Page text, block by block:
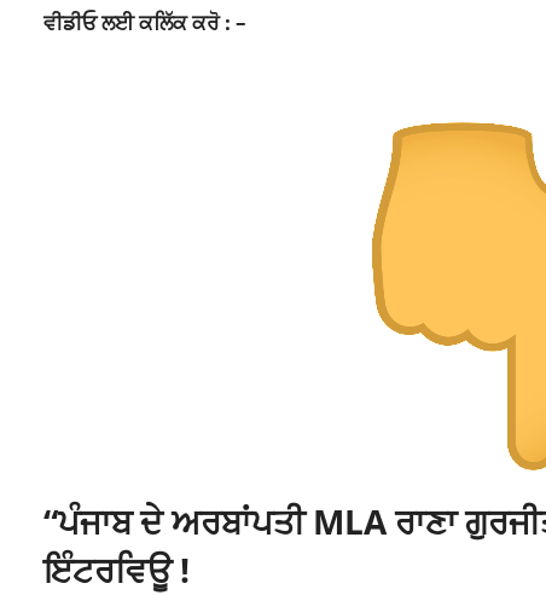
ਵੀਡੀਓ ਲਈ ਕਲਿੱਕ ਕਰੋ : –
“ਪੰਜਾਬ ਦੇ ਅਰਬਾਂਪਤੀ MLA ਰਾਣਾ
ਇੰਟਰਵਿਊ !